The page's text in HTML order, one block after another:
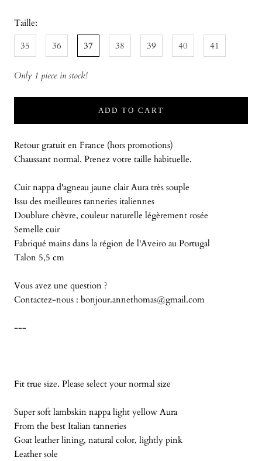
Taille:
35
36 37 38 39 40 41
Only 1 piece in stock!
ADD TO CART
Retour gratuit en France (hors promotions)
Chaussant normal. Prenez votre taille habituelle.
Cuir nappa d'agneau jaune clair Aura très souple
Issu des meilleures tanneries italiennes
Doublure chèvre, couleur naturelle légèrement rosée
Semelle cuir
Fabriqué mains dans la région de l'Aveiro au Portugal
Talon 5,5 cm
Vous avez une question ?
Contactez-nous : bonjour.annethomas@gmail.com
---
Fit true size. Please select your normal size
Super soft lambskin nappa light yellow Aura
From the best Italian tanneries
Goat leather lining, natural color, lightly pink
Leather sole